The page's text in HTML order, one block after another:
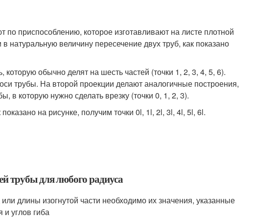
по приспособлению, которое изготавливают на листе плотной
натуральную величину пересечение двух труб, как показано
обычно делят на шесть частей (точки 1, 2, 3, 4, 5, 6).
трубы. На второй проекции делают аналогичные построения,
в которую нужно сделать врезку (точки 0, 1, 2, 3).
на рисунке, получим точки 0l, 1l, 2l, 3l, 4l, 5l, 6l.
трубы для любого радиуса
длины изогнутой части необходимо их значения, указанные
и углов гиба